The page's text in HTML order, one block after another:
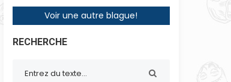
Voir une autre blague!
RECHERCHE